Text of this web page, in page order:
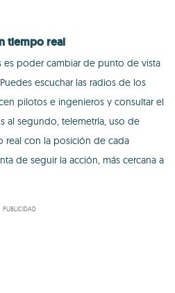
tiempo real
es poder cambiar de punto de vista
escuchar las radios de los
pilotos e ingenieros y consultar el
al segundo, telemetría, uso de
real con la posición de cada
de seguir la acción, más cercana a
PUBLICIDAD